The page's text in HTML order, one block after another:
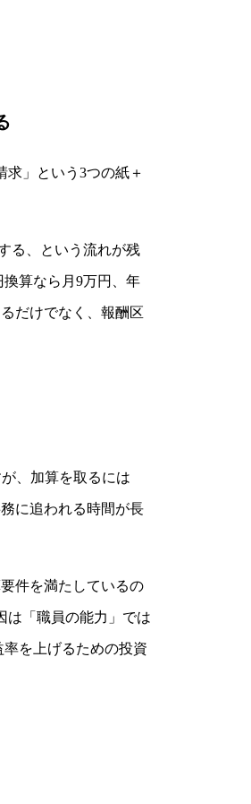
」という3つの紙＋
る、という流れが残
換算なら月9万円、年
だけでなく、報酬区
、加算を取るには
に追われる時間が長
件を満たしているの
は「職員の能力」では
を上げるための投資